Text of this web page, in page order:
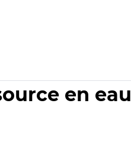
en eau